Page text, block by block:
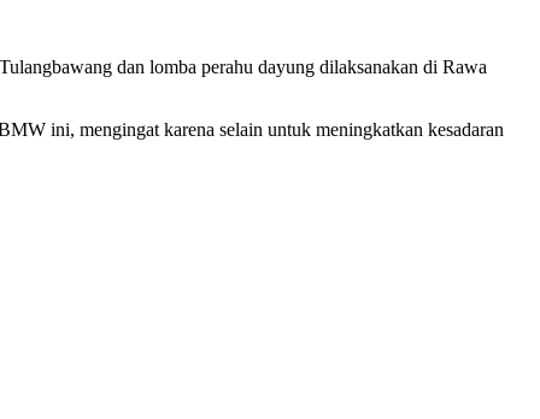
dan lomba perahu dayung dilaksanakan di Rawa
ini, mengingat karena selain untuk meningkatkan kesadaran